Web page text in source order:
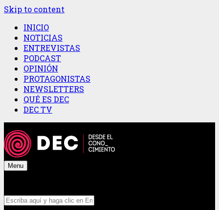
Skip to content
INICIO
NOTICIAS
ENTREVISTAS
PODCAST
OPINIÓN
PROTAGONISTAS
NEWSLETTERS
QUÉ ES DEC
DEC TV
Menu